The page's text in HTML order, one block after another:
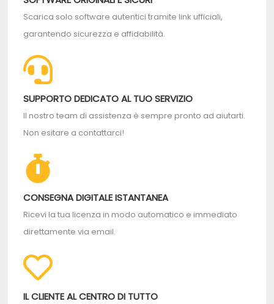
Scarica solo software autentici tramite link ufficiali,
garantendo sicurezza e affidabilità.
SUPPORTO DEDICATO AL TUO SERVIZIO
Il nostro team di assistenza è sempre pronto ad aiutarti.
Non esitare a contattarci!
CONSEGNA DIGITALE ISTANTANEA
Ricevi la tua licenza in modo automatico e immediato
direttamente via email.
IL CLIENTE AL CENTRO DI TUTTO